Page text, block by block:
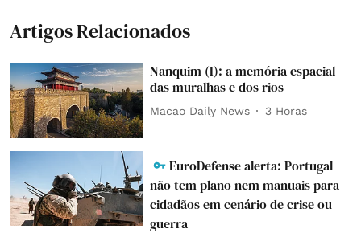
Artigos Relacionados
Nanquim (I): a memória espacial
das muralhas e dos rios
Macao Daily News 3 Horas
EuroDefense alerta: Portugal
não tem plano nem manuais para
cidadãos em cenário de crise ou
guerra